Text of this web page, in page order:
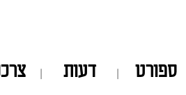
ספורט דעות